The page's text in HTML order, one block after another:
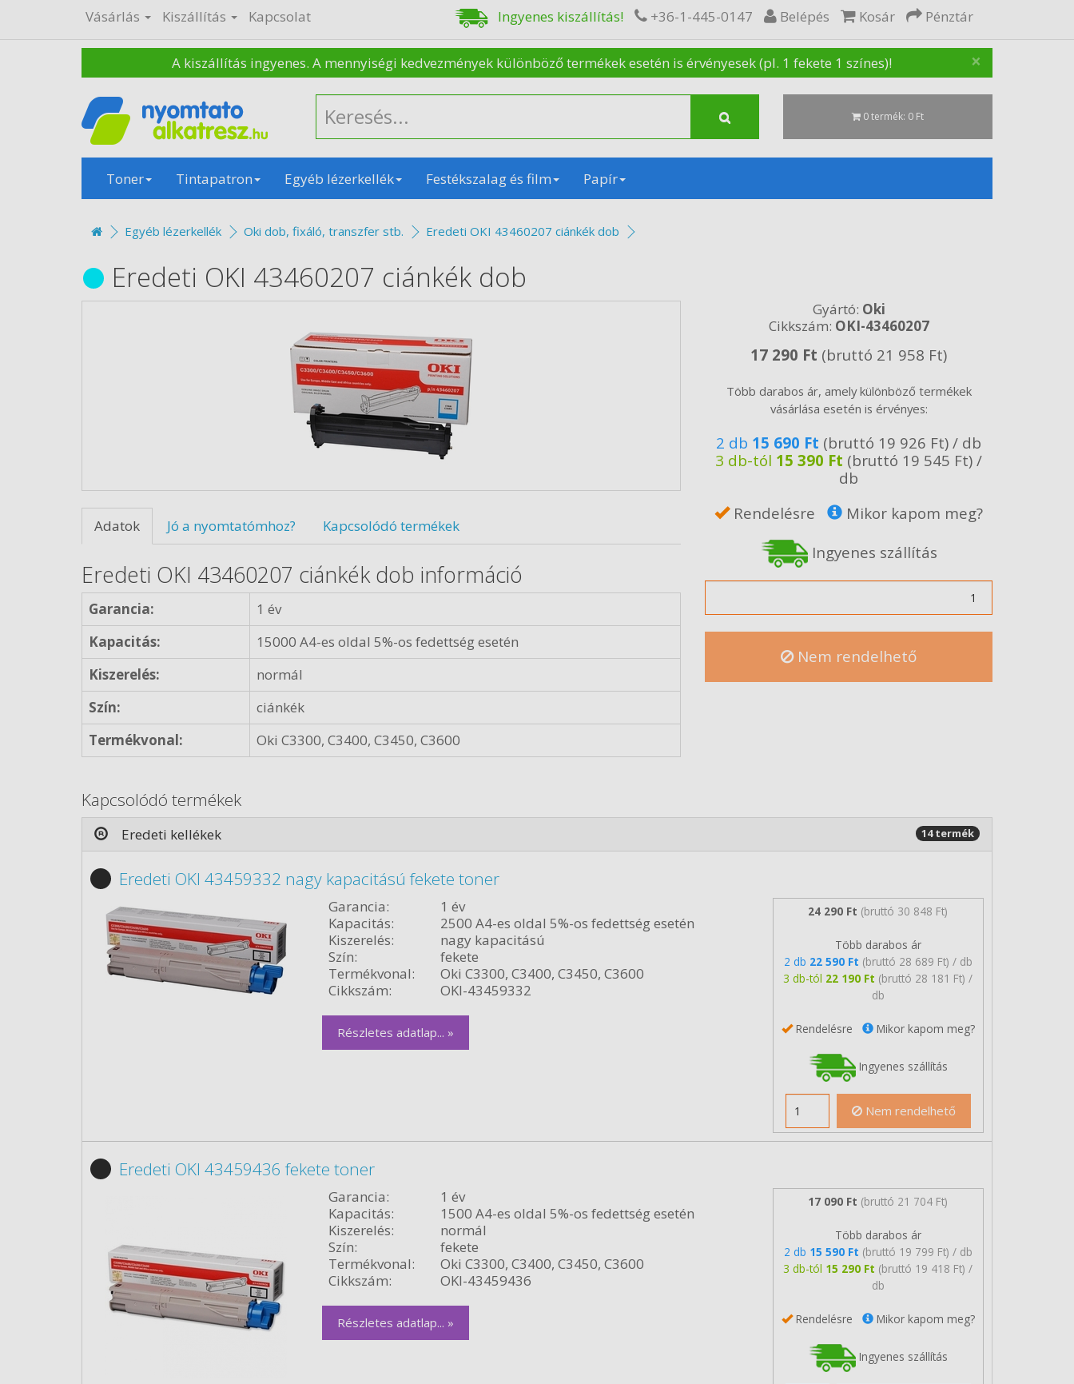
Vásárlás Kiszállítás Kapcsolat Ingyenes kiszállítás! +36-1-445-0147 Belépés Kosár Pénztár
×
A kiszállítás ingyenes. A mennyiségi kedvezmények különböző termékek esetén is érvényesek (pl. 1 fekete 1 színes)!
0 termék: 0 Ft
Toner Tintapatron Egyéb lézerkellék Festékszalag és film Papír
Egyéb lézerkellék Oki dob, fixáló, transzfer stb. Eredeti OKI 43460207 ciánkék dob
Eredeti OKI 43460207 ciánkék dob
Adatok Jó a nyomtatómhoz? Kapcsolódó termékek
Eredeti OKI 43460207 ciánkék dob információ
Garancia:
1 év
Kapacitás:
15000 A4-es oldal 5%-os fedettség esetén
Kiszerelés:
normál
Szín:
ciánkék
Termékvonal:
Oki C3300, C3400, C3450, C3600
Gyártó: Oki
Cikkszám: OKI-43460207
17 290 Ft (bruttó 21 958 Ft)
Több darabos ár, amely különböző termékek
vásárlása esetén is érvényes:
2 db 15 690 Ft (bruttó 19 926 Ft) / db
3 db-tól 15 390 Ft (bruttó 19 545 Ft) /
db
Rendelésre
Mikor kapom meg?
Ingyenes szállítás
Nem rendelhető
Kapcsolódó termékek
Eredeti kellékek 14 termék
Eredeti OKI 43459332 nagy kapacitású fekete toner
Garancia:
1 év
Kapacitás:
2500 A4-es oldal 5%-os fedettség esetén
Kiszerelés:
nagy kapacitású
Szín:
fekete
Termékvonal:
Oki C3300, C3400, C3450, C3600
Cikkszám:
OKI-43459332
Részletes adatlap... »
24 290 Ft (bruttó 30 848 Ft)
Több darabos ár
2 db 22 590 Ft (bruttó 28 689 Ft) / db
3 db-tól 22 190 Ft (bruttó 28 181 Ft) /
db
Rendelésre Mikor kapom meg?
Ingyenes szállítás
Nem rendelhető
Eredeti OKI 43459436 fekete toner
Garancia:
1 év
Kapacitás:
1500 A4-es oldal 5%-os fedettség esetén
Kiszerelés:
normál
Szín:
fekete
Termékvonal:
Oki C3300, C3400, C3450, C3600
Cikkszám:
OKI-43459436
Részletes adatlap... »
17 090 Ft (bruttó 21 704 Ft)
Több darabos ár
2 db 15 590 Ft (bruttó 19 799 Ft) / db
3 db-tól 15 290 Ft (bruttó 19 418 Ft) /
db
Rendelésre Mikor kapom meg?
Ingyenes szállítás